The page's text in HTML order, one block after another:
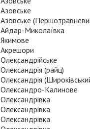
Азовське
Азовське
Айдар-Миколаївка
Якимове
Акрешори
Олександрійське
Олександрія (райц)
Олександрія
Олександро-Калинове
Олександрівка
Олександрівка
Олександрівка